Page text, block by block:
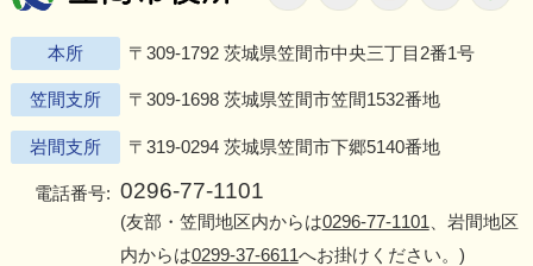
本所 〒309-1792 茨城県笠間市中央三丁目2番1号
笠間支所 〒309-1698 茨城県笠間市笠間1532番地
岩間支所 〒319-0294 茨城県笠間市下郷5140番地
電話番号: 0296-77-1101
(友部・笠間地区内からは0296-77-1101 、岩間地区
内からは0299-37-6611へお掛けください。)